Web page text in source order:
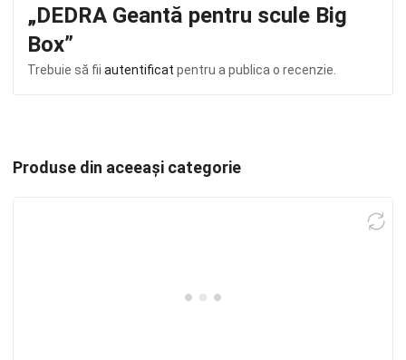
„DEDRA Geantă pentru scule Big
Box”
Trebuie să fii autentificat pentru a publica o recenzie.
Produse din aceeași categorie